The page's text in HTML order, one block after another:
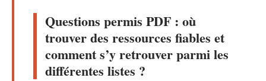
Questions permis PDF : où
trouver des ressources fiables et
comment s’y retrouver parmi les
différentes listes ?